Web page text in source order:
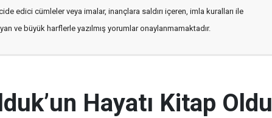
edici cümleler veya imalar, inançlara saldırı içeren, imla kuralları ile
ve büyük harflerle yazılmış yorumlar onaylanmamaktadır.
Hayatı Kitap Oldu